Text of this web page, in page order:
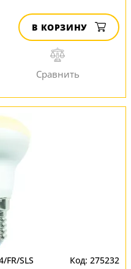
В КОРЗИНУ
FR/SLS 275232